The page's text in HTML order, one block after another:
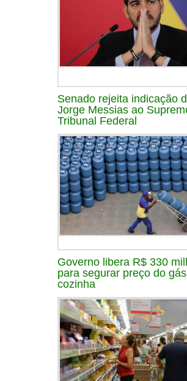
Senado rejeita indicação
Jorge Messias ao
Tribunal Federal
Governo libera R$ 330
para segurar preço do
cozinha